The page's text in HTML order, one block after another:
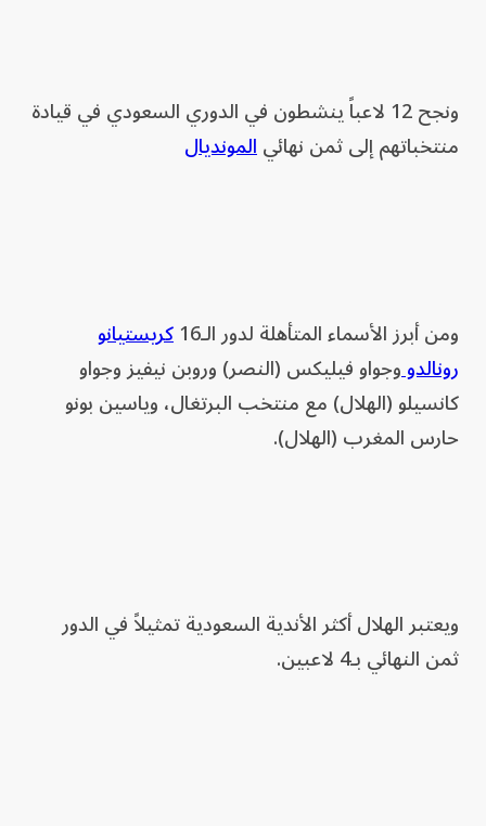
ونجح 12 لاعباً ينشطون في الدوري السعودي في قيادة
منتخباتهم إلى ثمن نهائيالمونديال
ومن أبرز الأسماء المتأهلة لدور الـ16
كريستيانو
رونالدووجواو فيليكس (النصر) وروبن نيفيز وجواو
كانسيلو (الهلال) مع منتخب البرتغال، وياسين بونو
حارس المغرب (الهلال).
ويعتبر الهلال أكثر الأندية السعودية تمثيلاً في الدور
ثمن النهائي بـ4 لاعبين.